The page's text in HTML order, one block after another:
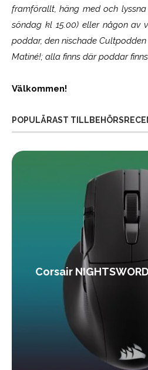
framförallt, häng med och
söndag kl 15.00) eller någon av
poddar, den nischade
Matiné!; alla finns där poddar
Välkommen!
POPULÄRAST
Corsair